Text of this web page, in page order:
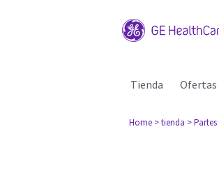
Tienda Ofertas
Home > tienda > Partes